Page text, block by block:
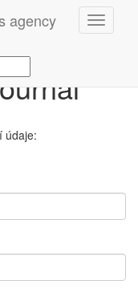
údaje: